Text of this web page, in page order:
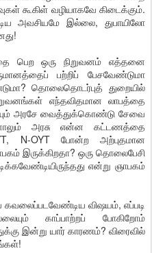
கூகிள் வழியாகவே கிடைக்கும்.
அவசியமே இல்லை, துபாயிலோ
பெற ஒரு நிறுவனம் எத்தனை
பற்றிப் பேசவேண்டுமா
தொலைதொடர்புத் துறையில்
எந்தவிதமான லாபத்தை
அரசே வைத்துக்கொண்டு சேவை
அரசு என்ன கட்டணத்தை
N-OYT போன்ற அற்புதமான
இருக்கிறதா? ஒரு தொலைபேசி
என்று ஞாபகம்
விஷயம், எப்படி
காப்பாற்றப் போகிறோம்
இன்று யார் காரணம்? விரைவில்